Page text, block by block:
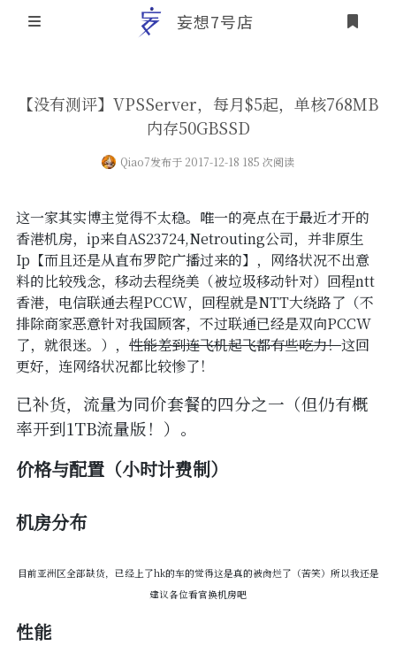
关于本站
个人介绍
本站历史概要
妄想7号店
【没有测评】VPSServer，每月$5起，单核768MB
内存50GBSSD
Qiao7发布于 2017-12-18 185 次阅读
这一家其实博主觉得不太稳。唯一的亮点在于最近才开的
香港机房，ip来自AS23724,Netrouting公司，并非原生
Ip【而且还是从直布罗陀广播过来的】，网络状况不出意
料的比较残念，移动去程绕美（被垃圾移动针对）回程ntt
香港，电信联通去程PCCW，回程就是NTT大绕路了（不
排除商家恶意针对我国顾客，不过联通已经是双向PCCW
了，就很迷。）， 性能差到连飞机起飞都有些吃力！这回
更好，连网络状况都比较惨了！
已补货，流量为同价套餐的四分之一（但仍有概
率开到1TB流量版！）。
价格与配置（小时计费制）
机房分布
目前亚洲区全部缺货，已经上了hk的车的觉得这是真的被肏烂了（苦笑）所以我还是
建议各位看官换机房吧
性能